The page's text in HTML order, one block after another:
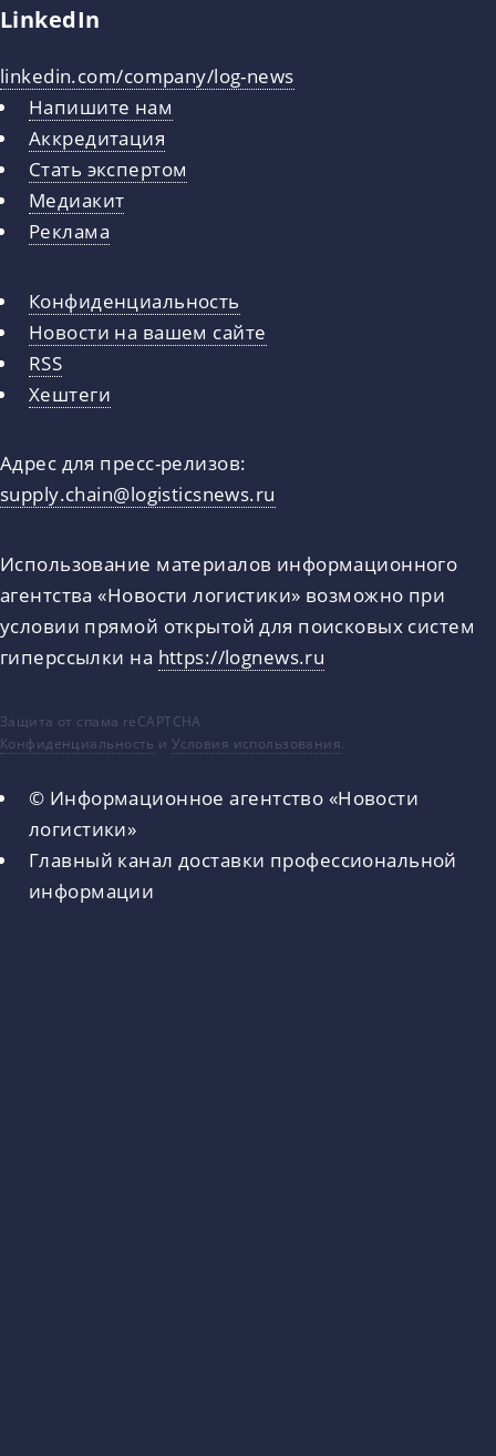
LinkedIn
linkedin.com/company/log-news
Напишите нам
Аккредитация
Стать экспертом
Медиакит
Реклама
Конфиденциальность
Новости на вашем сайте
RSS
Хештеги
Адрес для пресс-релизов:
supply.chain@logisticsnews.ru
Использование материалов информационного
агентства «Новости логистики» возможно при
условии прямой открытой для поисковых систем
гиперссылки на https://lognews.ru
Защита от спама reCAPTCHA
Конфиденциальность иУсловия использования.
© Информационное агентство «Новости
логистики»
Главный канал доставки профессиональной
информации